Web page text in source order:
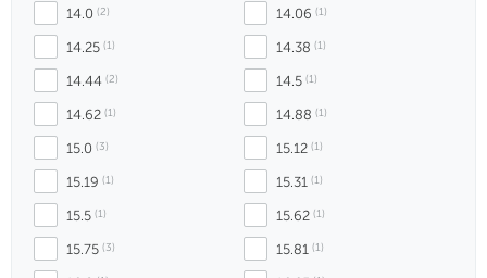
14.0 (2) 14.06 (1)
14.25 (1) 14.38 (1)
14.44 (2) 14.5 (1)
14.62 (1) 14.88 (1)
15.0 (3) 15.12 (1)
15.19 (1) 15.31 (1)
15.5 (1) 15.62 (1)
15.75 (3) 15.81 (1)